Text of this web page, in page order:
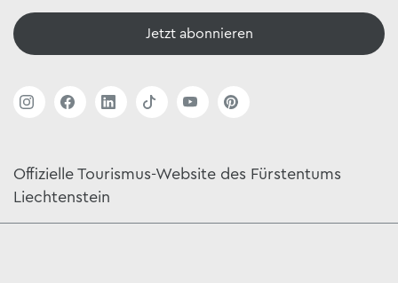
Jetzt abonnieren
Offizielle Tourismus-Website des Fürstentums
Liechtenstein